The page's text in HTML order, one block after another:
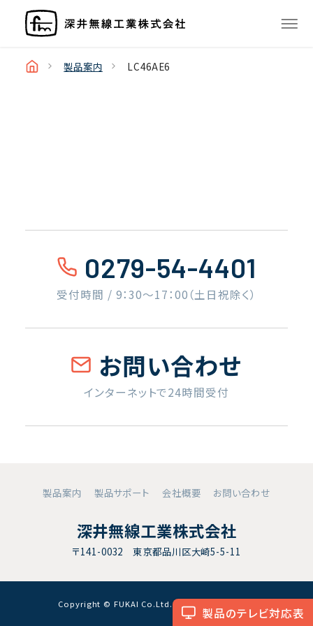
製品のテレビ対応表
製品案内 LC46AE6
0279-54-4401
受付時間 / 9：30〜17：00（土日祝除く）
お問い合わせ
インターネットで24時間受付
製品案内 製品サポート 会社概要 お問い合わせ
深井無線工業株式会社
〒141-0032 東京都品川区大崎5-5-11
Copyright © FUKAI Co.Ltd. All RightsReserved.